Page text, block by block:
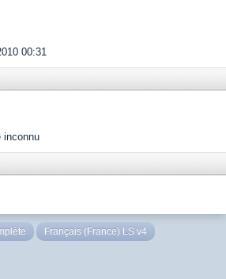
00:31
inconnu
Français (France) LS v4